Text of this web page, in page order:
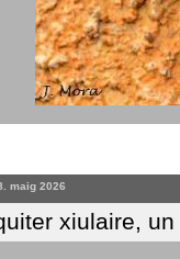
maig 2026
xiulaire,